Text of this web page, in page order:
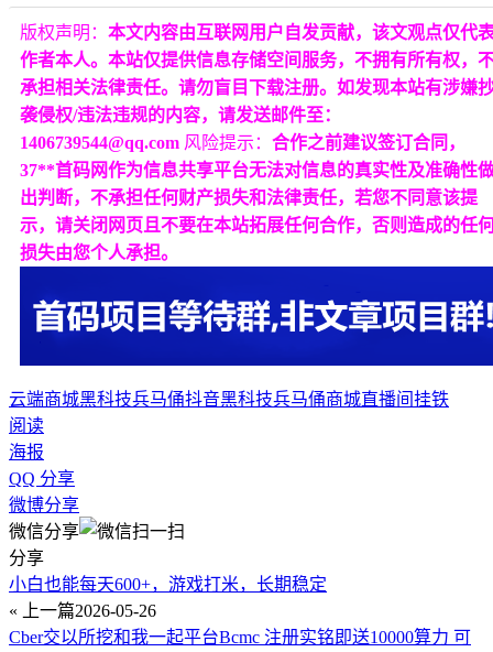
版权声明： 本文内容由互联网用户自发贡献，该文观点仅代
作者本人。本站仅提供信息存储空间服务，不拥有所有权，
承担相关法律责任。请勿盲目下载注册。如发现本站有涉嫌
袭侵权/违法违规的内容，请发送邮件至：
1406739544@qq.com 风险提示： 合作之前建议签订合同，
37**首码网作为信息共享平台无法对信息的真实性及准确性
出判断，不承担任何财产损失和法律责任，若您不同意该提
示，请关闭网页且不要在本站拓展任何合作，否则造成的任
损失由您个人承担。
云端商城黑科技兵马俑抖音黑科技兵马俑商城直播间挂铁
阅读
海报
QQ 分享
微博分享
微信分享
分享
小白也能每天600+，游戏打米，长期稳定
« 上一篇2026-05-26
Cber交以所挖和我一起平台Bcmc 注册实铭即送10000算力 可